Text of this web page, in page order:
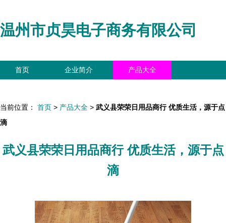
温州市贞昊电子商务有限公司
首页 企业简介 产品大全
当前位置： 首页 > 产品大全 > 武义县荣荣日用品商行 优质生活，源于点
滴
武义县荣荣日用品商行 优质生活，源于点
滴